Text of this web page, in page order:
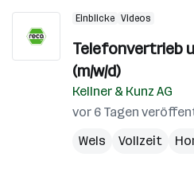
Einblicke Videos
Telefonvertrieb
(m/w/d)
Kellner & Kunz AG
vor 6 Tagen
Wels
Vollzeit